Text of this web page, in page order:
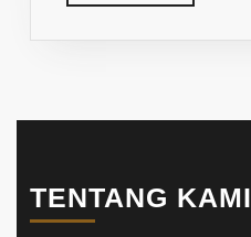
LEBIH
TENTANG KAMI